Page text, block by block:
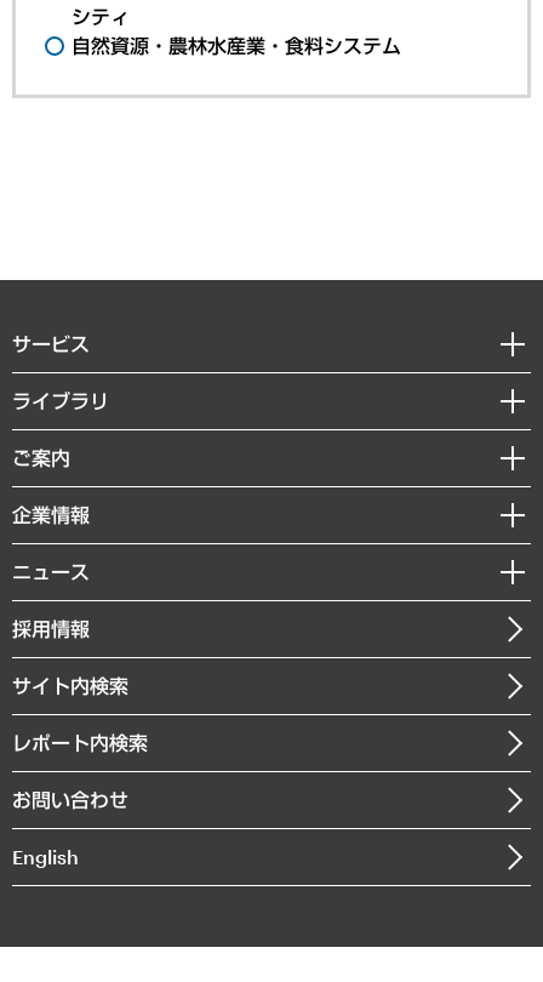
シティ
自然資源・農林水産業・食料システム
サービス
経営戦略
組織・人事戦略
デジタルイノベーション
共生・ダイバーシティ
GRC（ガバナンス・リスク・コンプライアンス）・防災（政策）
経済・産業・雇用・労働
まちづくり・観光・交通・スポーツ・スマートシティ
自然資源・農林水産業・食料システム
ライブラリ
経済調査
レポート
コラム
経営用語集
受託・受注実績（官公庁関連）
メディア掲載・出演
ご案内
セミナー・イベント情報
MUFGビジネスセミナー
受託案件情報
企業情報
私たちの想い
社長メッセージ
会社概要
沿革
組織図・本部部室紹介
インドネシア現地法人
個人情報保護方針
ニュース
ニュースリリース
お知らせ
採用情報
サイト内検索
レポート内検索
お問い合わせ
English